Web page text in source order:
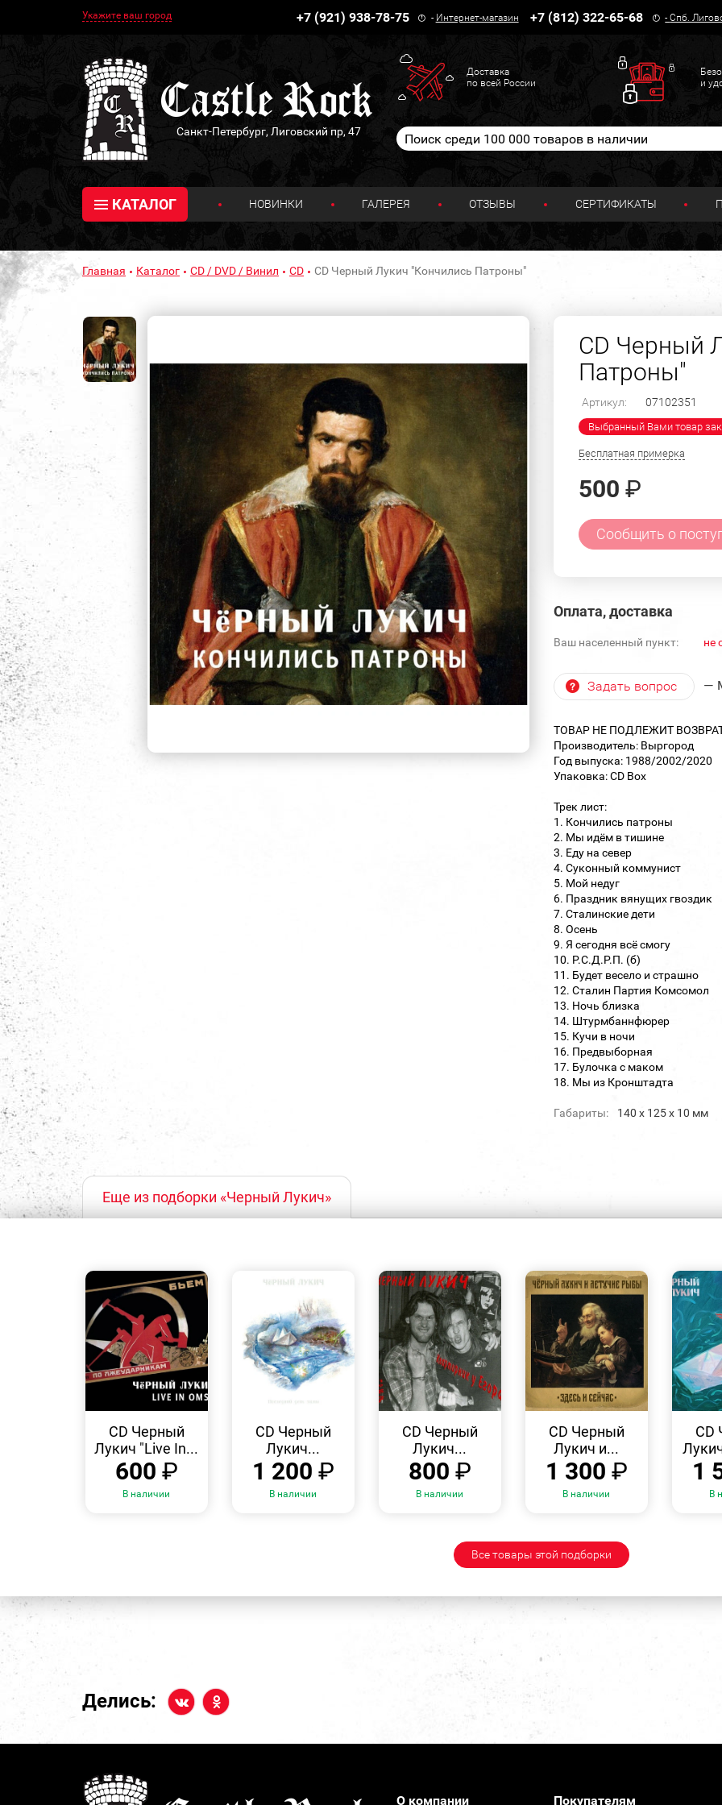
Укажите ваш город +7 (921) 938-78-75 - Интернет-магазин +7 (812) 322-65-68 -Спб.
Санкт-Петербург, Лиговский пр, 47
Доставка
по всей России
и
КАТАЛОГ НОВИНКИ ГАЛЕРЕЯ ОТЗЫВЫ СЕРТИФИКАТЫ
Главная Каталог CD / DVD / Винил CD CD Черный Лукич "Кончились Патроны"
CD Черный
Патроны"
Артикул: 07102351
Выбранный Вами товар
Бесплатная примерка
500 ₽
Сообщить о
Оплата, доставка
Ваш населенный пункт: не
Задать вопрос —
ТОВАР НЕ ПОДЛЕЖИТ
Производитель: Выргород
Год выпуска: 1988/2002/2020
Упаковка: CD Box
Трек лист:
1. Кончились патроны
2. Мы идём в тишине
3. Еду на север
4. Суконный коммунист
5. Мой недуг
6. Праздник вянущих гвоздик
7. Сталинские дети
8. Осень
9. Я сегодня всё смогу
10. Р.С.Д.Р.П. (б)
11. Будет весело и страшно
12. Сталин Партия Комсомол
13. Ночь близка
14. Штурмбаннфюрер
15. Кучи в ночи
16. Предвыборная
17. Булочка с маком
18. Мы из Кронштадта
Габариты: 140 х 125 х 10 мм
Еще из подборки «Черный Лукич»
ПРОСМОТР
CD Черный
Лукич "Live In...
600 ₽
В наличии
ПРОСМОТР
CD Черный
Лукич...
1 200 ₽
В наличии
ПРОСМОТР
CD Черный
Лукич...
800 ₽
В наличии
ПРОСМОТР
CD Черный
Лукич и...
1 300 ₽
В наличии
CD
1
В
Все товары этой подборки
Делись:
О компании Покупателям